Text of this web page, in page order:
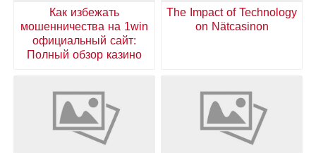
The Impact of Technology
on Nätcasinon
Как избежать
мошенничества на 1win
официальный сайт:
Полный обзор казино